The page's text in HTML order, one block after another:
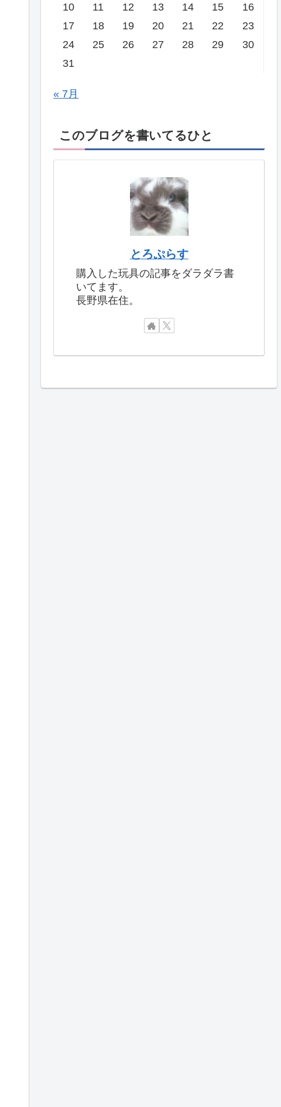
10
11 12 13 14 15
16
17
18 19 20 21 22
23
24
25 26 27 28 29
30
31
« 7月
このブログを書いてるひと
とろぷらす
購入した玩具の記事をダラダラ書
いてます。
長野県在住。